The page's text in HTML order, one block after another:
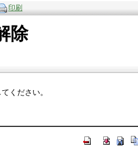
印刷
除
ください。